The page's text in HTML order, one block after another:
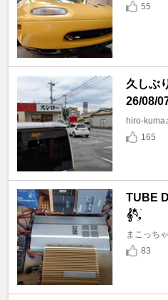
55
久しぶ
26/08/
hiro-kuma
165
TUBE
𝄞𓄹໋ׅ𓈒ׁ
まこっち
83